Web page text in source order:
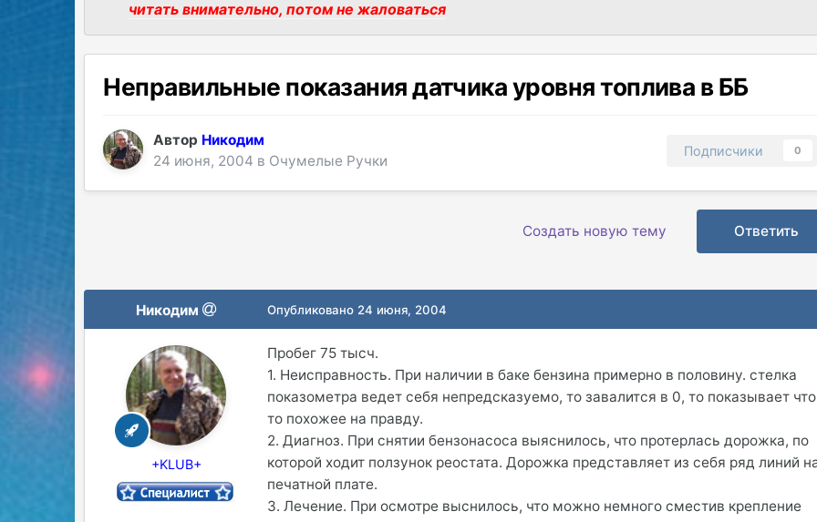
читать внимательно, потом не жаловаться
Неправильные показания датчика уровня топлива в ББ
Автор Никодим
24 июня, 2004 в Очумелые Ручки
Подписчики 0
Ответить
Создать новую тему
Никодим
+KLUB+
Опубликовано 24 июня, 2004
Пробег 75 тысч.
1. Неисправность. При наличии в баке бензина примерно в половину. стелка
показометра ведет себя непредсказуемо, то завалится в 0, то показывает что
то похожее на правду.
2. Диагноз. При снятии бензонасоса выяснилось, что протерлась дорожка, по
которой ходит ползунок реостата. Дорожка представляет из себя ряд линий
печатной плате.
3. Лечение. При осмотре выснилось, что можно немного сместив крепление